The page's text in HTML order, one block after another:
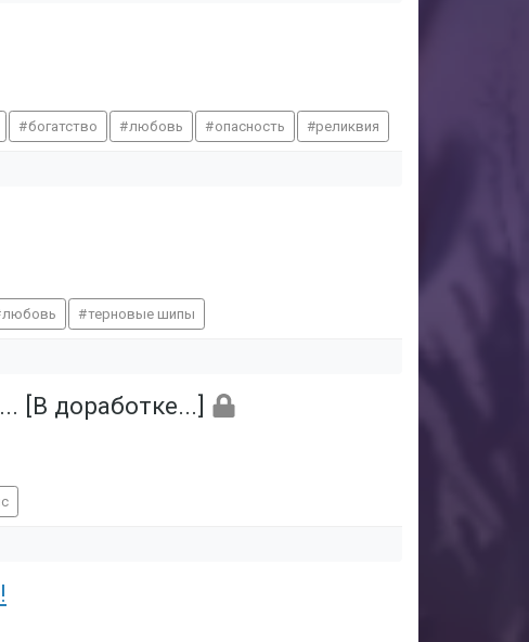
богатство любовь опасность реликвия
любовь терновые шипы
[В доработке...]